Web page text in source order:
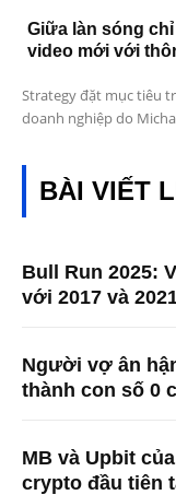
Giữa làn sóng
video mới với
Strategy đặt mục tiêu
doanh nghiệp do
BÀI VIẾT
Bull Run 2025:
với 2017 và
Người vợ ân
thành con số 0
MB và Upbit
crypto đầu tiên